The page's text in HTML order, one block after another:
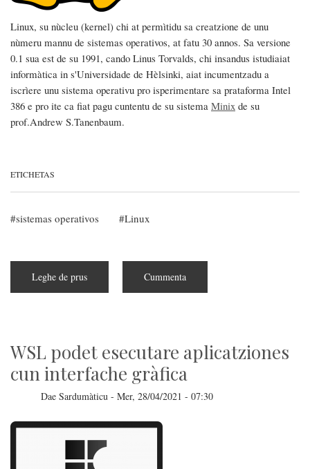
Linux, su nùcleu (kernel) chi at permìtidu sa creatzione de unu
nùmeru mannu de sistemas operativos, at fatu 30 annos. Sa versione
0.1 sua est de su 1991, cando Linus Torvalds, chi insandus istudiaiat
informàtica in s'Universidade de Hèlsinki, aiat incumentzadu a
iscrìere unu sistema operativu pro isperimentare sa prataforma Intel
386 e pro ite ca fiat pagu cuntentu de su sistema Minix de su
prof.Andrew S.Tanenbaum.
ETICHETAS
sistemas operativos Linux
Leghe de prus
at
Cummenta
WSL podet esecutare aplicatziones
cun interfache gràfica
Dae Sardumàticu - Mer, 28/04/2021 - 07:30